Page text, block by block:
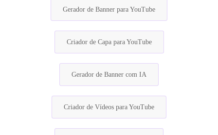
Gerador de Banner para YouTube
Criador de Capa para YouTube
Gerador de Banner com IA
Criador de Vídeos para YouTube